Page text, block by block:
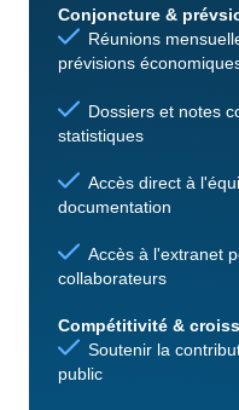
Conjoncture &
Réunions
prévisions
Dossiers et notes
statistiques
Accès direct à
documentation
Accès à l'extranet
collaborateurs
Compétitivité &
Soutenir la
public